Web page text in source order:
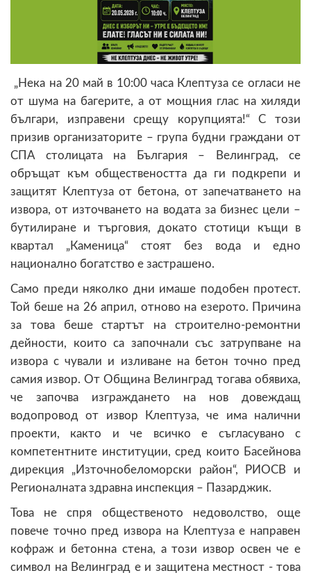
„Нека на 20 май в 10:00 часа Клептуза се огласи не
от шума на багерите, а от мощния глас на хиляди
българи, изправени срещу корупцията!“ С този
призив организаторите – група будни граждани от
СПА столицата на България – Велинград, се
обръщат към обществеността да ги подкрепи и
защитят Клептуза от бетона, от запечатването на
извора, от източването на водата за бизнес цели –
бутилиране и търговия, докато стотици къщи в
квартал „Каменица“ стоят без вода и едно
национално богатство е застрашено.
Само преди няколко дни имаше подобен протест.
Той беше на 26 април, отново на езерото. Причина
за това беше стартът на строително-ремонтни
дейности, които са започнали със затрупване на
извора с чували и изливане на бетон точно пред
самия извор. От Община Велинград тогава обявиха,
че започва изграждането на нов довеждащ
водопровод от извор Клептуза, че има налични
проекти, както и че всичко е съгласувано с
компетентните институции, сред които Басейнова
дирекция „Източнобеломорски район“, РИОСВ и
Регионалната здравна инспекция – Пазарджик.
Това не спря общественото недоволство, още
повече точно пред извора на Клептуза е направен
кофраж и бетонна стена, а този извор освен че е
символ на Велинград е и защитена местност - това